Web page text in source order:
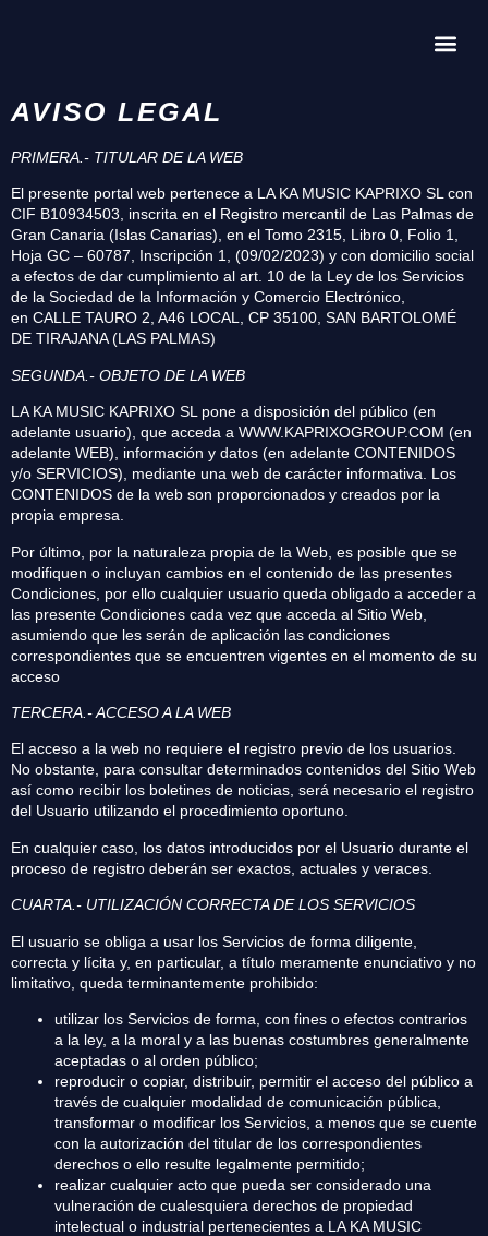
AVISO LEGAL
PRIMERA.- TITULAR DE LA WEB
El presente portal web pertenece a LA KA MUSIC KAPRIXO SL con
CIF B10934503, inscrita en el Registro mercantil de Las Palmas de
Gran Canaria (Islas Canarias), en el Tomo 2315, Libro 0, Folio 1,
Hoja GC – 60787, Inscripción 1, (09/02/2023) y con domicilio social
a efectos de dar cumplimiento al art. 10 de la Ley de los Servicios
de la Sociedad de la Información y Comercio Electrónico,
en CALLE TAURO 2, A46 LOCAL, CP 35100, SAN BARTOLOMÉ
DE TIRAJANA (LAS PALMAS)
SEGUNDA.- OBJETO DE LA WEB
LA KA MUSIC KAPRIXO SL pone a disposición del público (en
adelante usuario), que acceda a WWW.KAPRIXOGROUP.COM (en
adelante WEB), información y datos (en adelante CONTENIDOS
y/o SERVICIOS), mediante una web de carácter informativa. Los
CONTENIDOS de la web son proporcionados y creados por la
propia empresa.
Por último, por la naturaleza propia de la Web, es posible que se
modifiquen o incluyan cambios en el contenido de las presentes
Condiciones, por ello cualquier usuario queda obligado a acceder a
las presente Condiciones cada vez que acceda al Sitio Web,
asumiendo que les serán de aplicación las condiciones
correspondientes que se encuentren vigentes en el momento de su
acceso
TERCERA.- ACCESO A LA WEB
El acceso a la web no requiere el registro previo de los usuarios.
No obstante, para consultar determinados contenidos del Sitio Web
así como recibir los boletines de noticias, será necesario el registro
del Usuario utilizando el procedimiento oportuno.
En cualquier caso, los datos introducidos por el Usuario durante el
proceso de registro deberán ser exactos, actuales y veraces.
CUARTA.- UTILIZACIÓN CORRECTA DE LOS SERVICIOS
El usuario se obliga a usar los Servicios de forma diligente,
correcta y lícita y, en particular, a título meramente enunciativo y no
limitativo, queda terminantemente prohibido:
utilizar los Servicios de forma, con fines o efectos contrarios
a la ley, a la moral y a las buenas costumbres generalmente
aceptadas o al orden público;
reproducir o copiar, distribuir, permitir el acceso del público a
través de cualquier modalidad de comunicación pública,
transformar o modificar los Servicios, a menos que se cuente
con la autorización del titular de los correspondientes
derechos o ello resulte legalmente permitido;
realizar cualquier acto que pueda ser considerado una
vulneración de cualesquiera derechos de propiedad
intelectual o industrial pertenecientes a LA KA MUSIC